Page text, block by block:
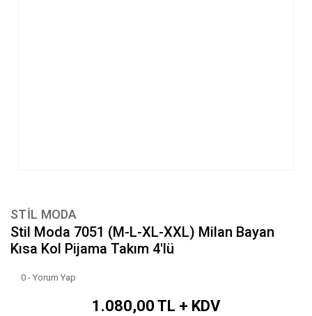
STİL MODA
Stil Moda 7051 (M-L-XL-XXL) Milan Bayan
Kısa Kol Pijama Takım 4'lü
0 - Yorum Yap
1.080,00 TL + KDV